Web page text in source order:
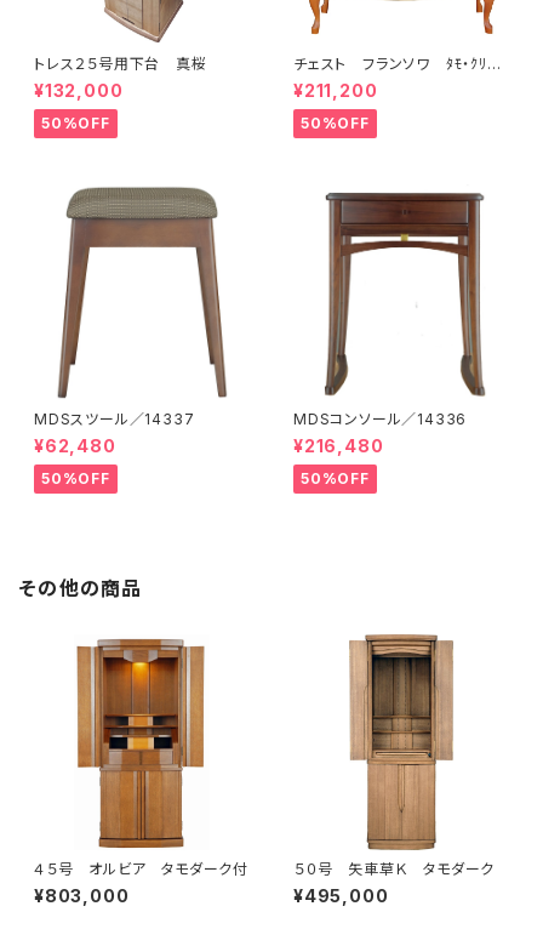
トレス２５号用下台 真桜
¥132,000
50%OFF
チェスト フランソワ ﾀﾓ・ｸﾘｱ
／15722
¥211,200
50%OFF
MDSスツール／14337
¥62,480
50%OFF
MDSコンソール／14336
¥216,480
50%OFF
その他の商品
４５号 オルビア タモダーク付
¥803,000
５０号 矢車草Ｋ タモダーク
¥495,000